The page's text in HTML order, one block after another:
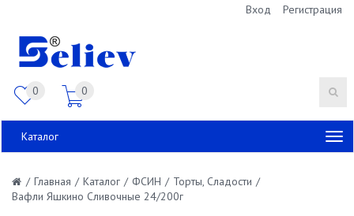
Вход Регистрация
0 0
Каталог
/ Главная / Каталог / ФСИН / Торты, Сладости /
Вафли Яшкино Сливочные 24/200г